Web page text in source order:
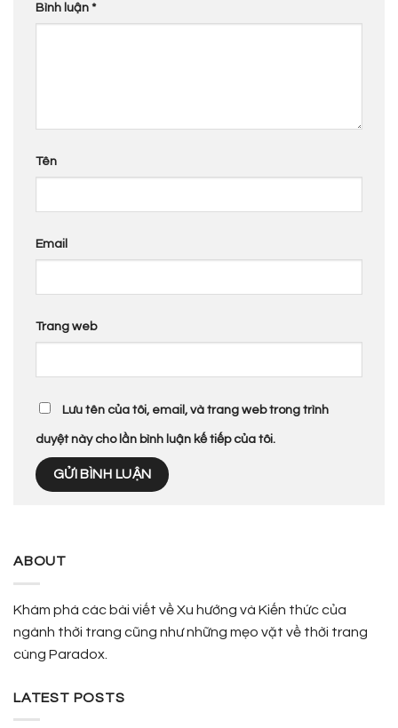
Bình luận *
Tên
Email
Trang web
Lưu tên của tôi, email, và trang web trong trình
duyệt này cho lần bình luận kế tiếp của tôi.
ABOUT
Khám phá các bài viết về Xu hướng và Kiến thức của
ngành thời trang cũng như những mẹo vặt về thời trang
cùng Paradox.
LATEST POSTS